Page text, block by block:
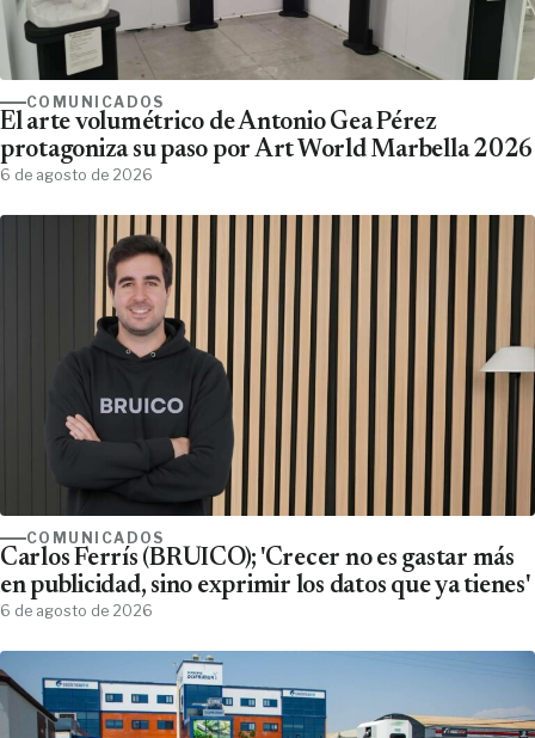
COMUNICADOS
El arte volumétrico de Antonio Gea Pérez
protagoniza su paso por Art World Marbella 2026
6 de agosto de 2026
COMUNICADOS
Carlos Ferrís (BRUICO); 'Crecer no es gastar más
en publicidad, sino exprimir los datos que ya tienes'
6 de agosto de 2026